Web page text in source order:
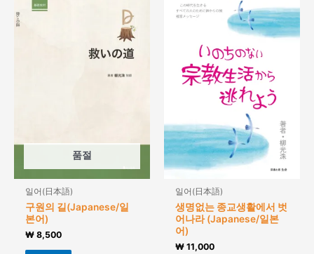
품절
일어(日本語)
구원의 길(Japanese/일
본어)
₩ 8,500
일어(日本語)
생명없는 종교생활에서 벗
어나라 (Japanese/일본
어)
₩ 11,000